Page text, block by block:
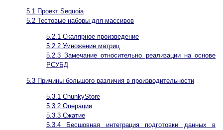
5.1 Проект Sequoia
5.2 Тестовые наборы для массивов
5.2.1 Скалярное произведение
5.2.2 Умножение матриц
5.2.3 Замечание относительно реализации на основе
РСУБД
5.3 Причины большого различия в производительности
5.3.1 ChunkyStore
5.3.2 Операции
5.3.3 Сжатие
5.3.4 Бесшовная интеграция подготовки данных в